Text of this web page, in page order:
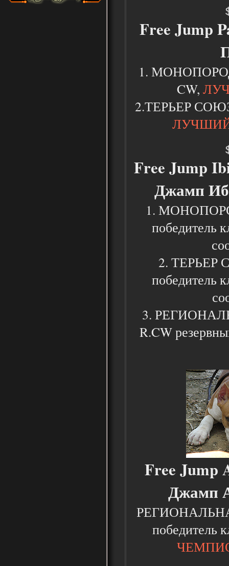
Free Jump
1.
CW,
2.ТЕРЬЕР
Free Jump
Джамп
1.
победитель
2. ТЕРЬЕР
победитель
3.
R.CW
Free Jump
Джамп
победитель